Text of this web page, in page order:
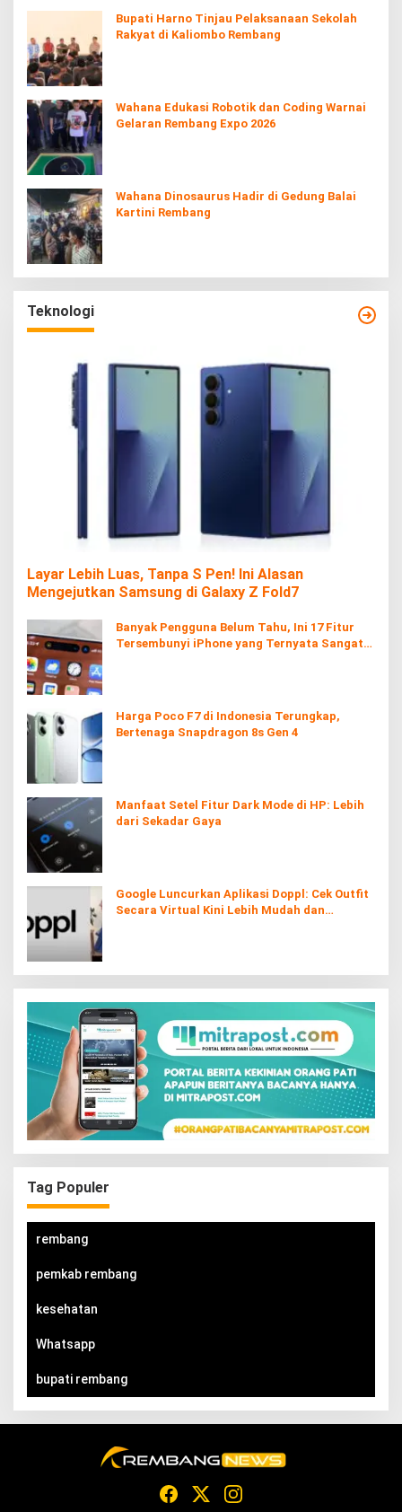
Bupati Harno Tinjau Pelaksanaan Sekolah
Rakyat di Kaliombo Rembang
Wahana Edukasi Robotik dan Coding Warnai
Gelaran Rembang Expo 2026
Wahana Dinosaurus Hadir di Gedung Balai
Kartini Rembang
Teknologi
Layar Lebih Luas, Tanpa S Pen! Ini Alasan
Mengejutkan Samsung di Galaxy Z Fold7
Banyak Pengguna Belum Tahu, Ini 17 Fitur
Tersembunyi iPhone yang Ternyata Sangat
Harga Poco F7 di Indonesia Terungkap,
Bertenaga Snapdragon 8s Gen 4
Manfaat Setel Fitur Dark Mode di HP: Lebih
dari Sekadar Gaya
Google Luncurkan Aplikasi Doppl: Cek Outfit
Secara Virtual Kini Lebih Mudah dan
Tag Populer
rembang
pemkab rembang
kesehatan
Whatsapp
bupati rembang